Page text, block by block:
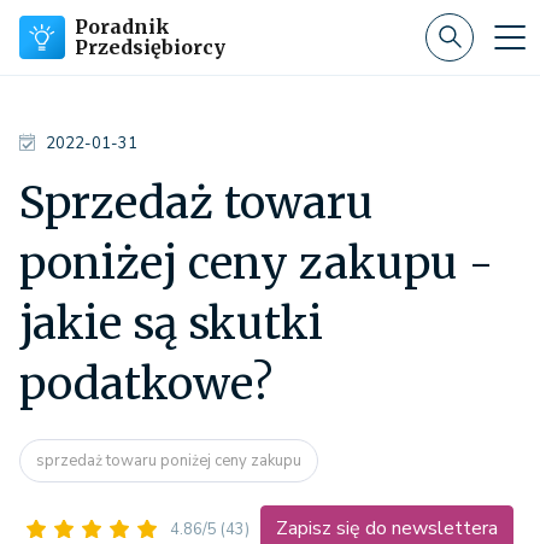
Poradnik
Przedsiębiorcy
2022-01-31
Sprzedaż towaru
poniżej ceny zakupu -
jakie są skutki
podatkowe?
sprzedaż towaru poniżej ceny zakupu
4.86/5 (43) Zapisz się do newslettera